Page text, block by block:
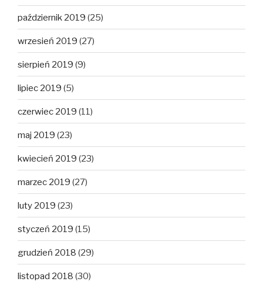
październik 2019 (25)
wrzesień 2019 (27)
sierpień 2019 (9)
lipiec 2019 (5)
czerwiec 2019 (11)
maj 2019 (23)
kwiecień 2019 (23)
marzec 2019 (27)
luty 2019 (23)
styczeń 2019 (15)
grudzień 2018 (29)
listopad 2018 (30)